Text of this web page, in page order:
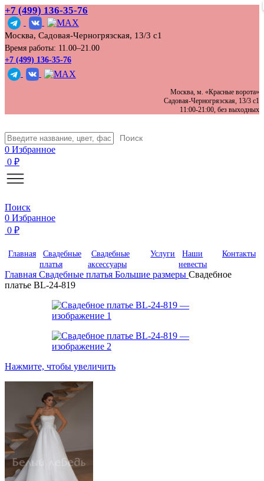
+7 (499) 136‑35‑76
Москва, Садовая-Черногрязская, 13/3 с1
Время работы: 11.00–21.00
+7 (499) 136-35-76
Москва, м. «Красные ворота»
Садовая-Черногрязская, 13/3 с1
11:00-21:00, без выходных
Поиск
0 Избранное
0 ₽
Поиск
0 Избранное
0 ₽
Главная
Свадебные
платья
Свадебные
аксессуары
Услуги
Наши
невесты
Контакты
Главная Свадебные платья Большие размеры Свадебное
платье BL-24-819
Нажмите, чтобы увеличить